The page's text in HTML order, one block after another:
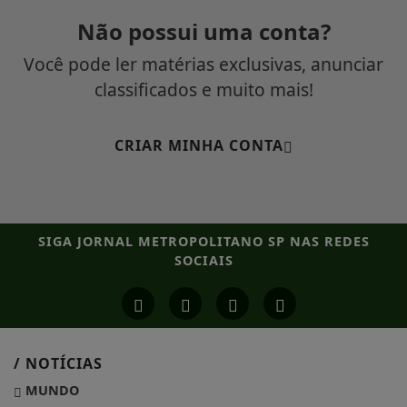
Não possui uma conta?
Você pode ler matérias exclusivas, anunciar
classificados e muito mais!
CRIAR MINHA CONTA
SIGA JORNAL METROPOLITANO SP NAS REDES
SOCIAIS
/ NOTÍCIAS
MUNDO